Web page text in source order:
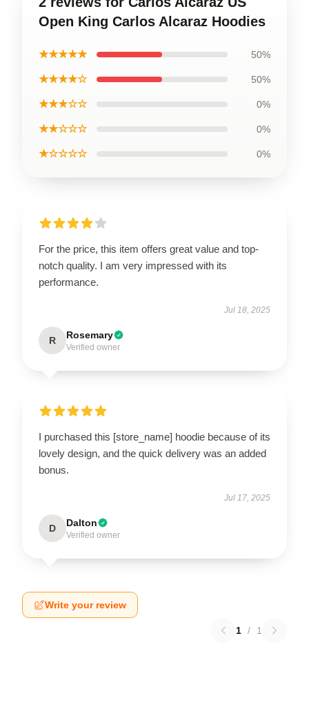
Open King Carlos Alcaraz Hoodies
★★★★★ 50%
★★★★☆ 50%
★★★☆☆ 0%
★★☆☆☆ 0%
★☆☆☆☆ 0%
For the price, this item offers great value and top-
notch quality. I am very impressed with its
performance.
Jul 18, 2025
R Rosemary
Verified owner
I purchased this [store_name] hoodie because of its
lovely design, and the quick delivery was an added
bonus.
Jul 17, 2025
D Dalton
Verified owner
Write your review
1 / 1